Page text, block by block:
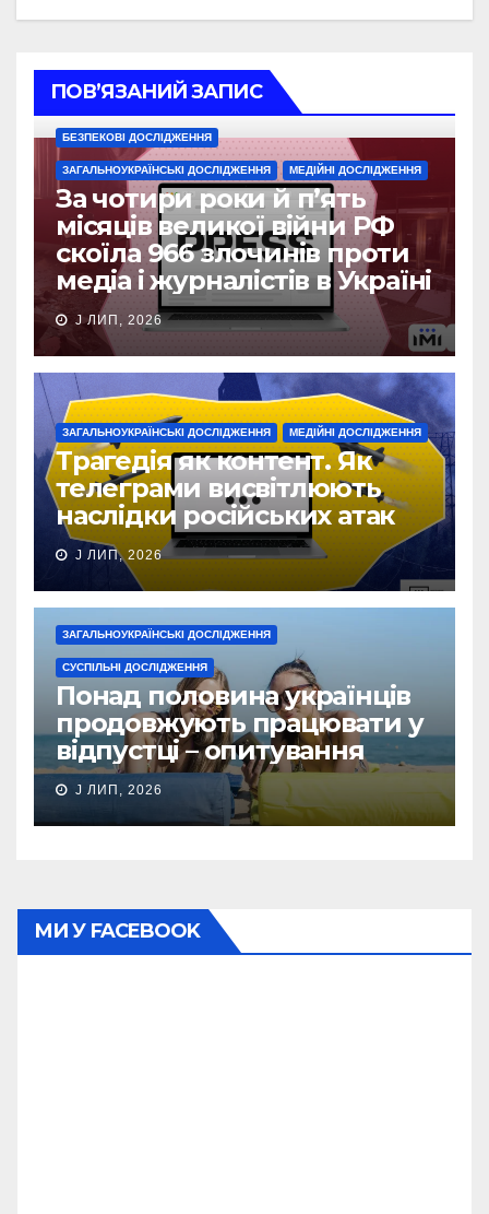
ПОВ’ЯЗАНИЙ ЗАПИС
БЕЗПЕКОВІ ДОСЛІДЖЕННЯ
ЗАГАЛЬНОУКРАЇНСЬКІ ДОСЛІДЖЕННЯ МЕДІЙНІ ДОСЛІДЖЕННЯ
За чотири роки й п’ять
місяців великої війни РФ
скоїла 966 злочинів проти
медіа і журналістів в Україні
J ЛИП, 2026
ЗАГАЛЬНОУКРАЇНСЬКІ ДОСЛІДЖЕННЯ МЕДІЙНІ ДОСЛІДЖЕННЯ
Трагедія як контент. Як
телеграми висвітлюють
наслідки російських атак
J ЛИП, 2026
ЗАГАЛЬНОУКРАЇНСЬКІ ДОСЛІДЖЕННЯ
СУСПІЛЬНІ ДОСЛІДЖЕННЯ
Понад половина українців
продовжують працювати у
відпустці – опитування
J ЛИП, 2026
МИ У FACEBOOK